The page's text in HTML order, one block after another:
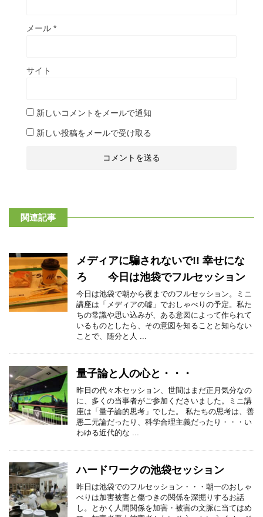
メール *
サイト
新しいコメントをメールで通知
新しい投稿をメールで受け取る
関連記事
メディアに騙されないで!! 幸せにな
ろ 今日は池袋でフルセッション
今日は池袋で朝から夜までのフルセッション。ミニ
講座は「メディアの嘘」でおしゃべりの予定。私た
ちの常識や思い込みが、ある意図によって作られて
いるものとしたら、その意図を知ることと知らない
ことで、随分と人 ...
量子論と人の心と・・・
昨日の代々木セッション、世間はまだ正月気分なの
に、多くの当事者がご参加くださいました。ミニ講
座は「量子論的思考」でした。 私たちの思考は、善
悪二元論だったり、科学合理主義だったり・・・い
わゆる近代的な ...
ハードワークの池袋セッション
昨日は池袋でのフルセッション・・・朝一のおしゃ
べりは加害被害と傷つきの関係を深掘りするお話
し。とかく人間関係を加害・被害の文脈に当てはめ